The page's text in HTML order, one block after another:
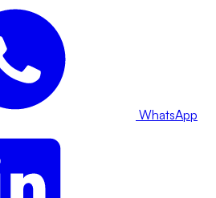
WhatsApp